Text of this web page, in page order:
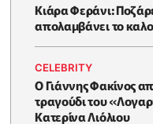
Κιάρα Φεράνι:
απολαμβάνει το
CELEBRITY
Ο Γιάννης Φακίνος
τραγούδι του
Κατερίνα Λιόλιου